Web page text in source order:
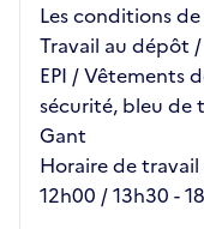
Les conditions
Travail au dépôt
EPI / Vêtements
sécurité, bleu de
Gant
Horaire de
12h00 / 13h30 -